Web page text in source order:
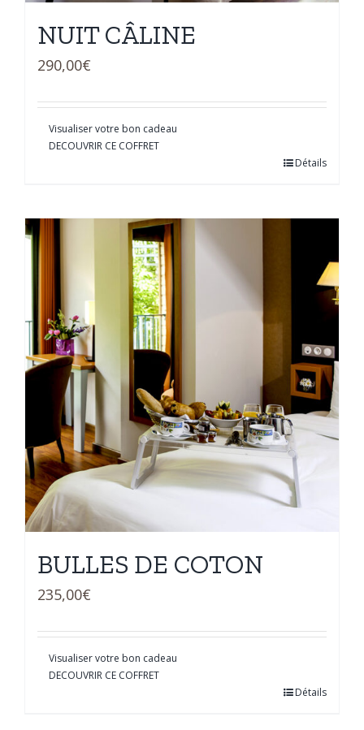
NUIT CÂLINE
290,00€
Visualiser votre bon cadeau
DECOUVRIR CE COFFRET
Détails
BULLES DE COTON
235,00€
Visualiser votre bon cadeau
DECOUVRIR CE COFFRET
Détails